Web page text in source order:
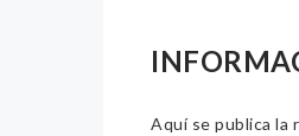
Aquí se publica la